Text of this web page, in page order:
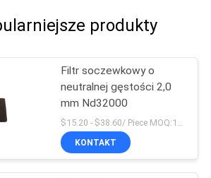
produkty
Filtr soczewkowy o
neutralnej gęstości 2,0
mm Nd32000
KONTAKT